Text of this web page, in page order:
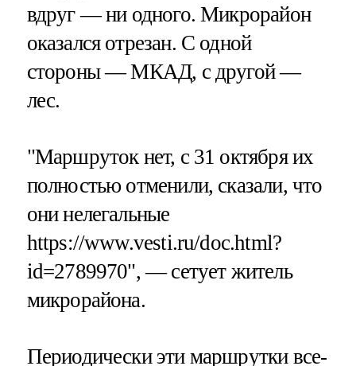
вдруг — ни одного. Микрорайон
оказался отрезан. С одной
стороны — МКАД, с другой —
лес.
"Маршруток нет, с 31 октября их
полностью отменили, сказали, что
они нелегальные
https://www.vesti.ru/doc.html?
id=2789970", — сетует житель
микрорайона.
Периодически эти маршрутки все-